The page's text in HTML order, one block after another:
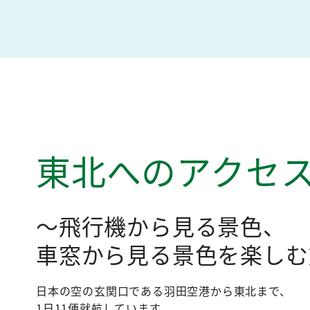
東北へのアクセ
飛行機から見る景色、
車窓から見る景色を楽し
日本の空の玄関口である羽田空港から東北まで、